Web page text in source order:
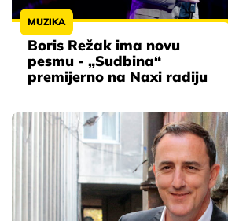
MUZIKA
Boris Režak ima novu
pesmu - „Sudbina“
premijerno na Naxi radiju